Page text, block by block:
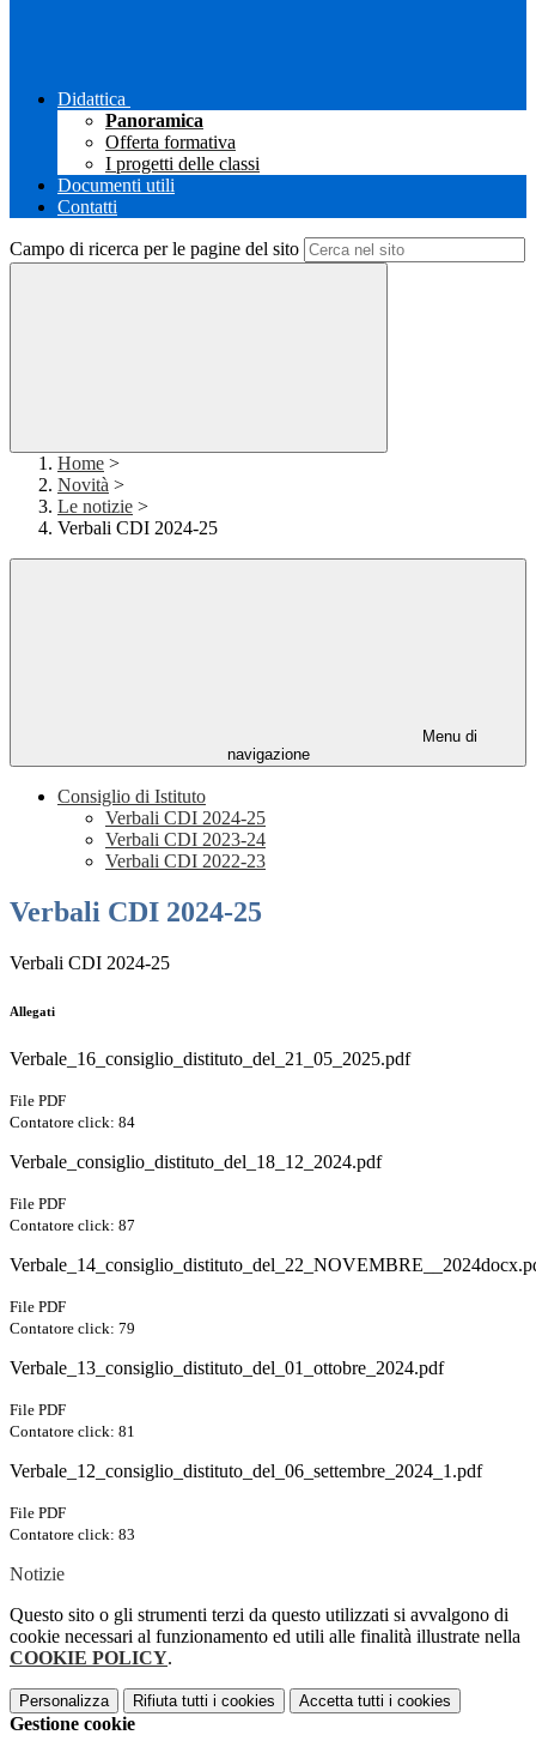
Didattica
Panoramica
Offerta formativa
I progetti delle classi
Documenti utili
Contatti
Campo di ricerca per le pagine del sito
Home >
Novità >
Le notizie >
Verbali CDI 2024-25
Menu di
navigazione
Consiglio di Istituto
Verbali CDI 2024-25
Verbali CDI 2023-24
Verbali CDI 2022-23
Verbali CDI 2024-25
Verbali CDI 2024-25
Allegati
Verbale_16_consiglio_distituto_del_21_05_2025.pdf
File PDF
Contatore click: 84
Verbale_consiglio_distituto_del_18_12_2024.pdf
File PDF
Contatore click: 87
File PDF
Contatore click: 79
Verbale_13_consiglio_distituto_del_01_ottobre_2024.pdf
File PDF
Contatore click: 81
Verbale_12_consiglio_distituto_del_06_settembre_2024_1.pdf
File PDF
Contatore click: 83
Notizie
Questo sito o gli strumenti terzi da questo utilizzati si avvalgono di
cookie necessari al funzionamento ed utili alle finalità illustrate nella
COOKIE POLICY.
Personalizza Rifiuta tutti i cookies Accetta tutti i cookies
Gestione cookie